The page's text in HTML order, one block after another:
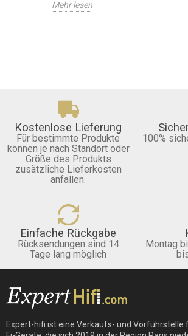
Mehr lesen
Kostenlose Lieferung
Für bestimmte Produkte
können je nach Standort oder
Größe des Produkts
zusätzliche Lieferkosten
anfallen.
100%
Einfache Rückgabe
Rücksendungen sind 14
Tage lang möglich
Montag
Expert-hifi ist eine Verkaufs- und Vorführstelle